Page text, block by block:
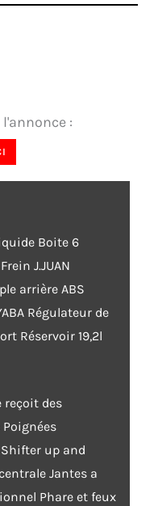
:
Boite 6
J.JUAN
arrière ABS
Régulateur de
Réservoir 19,2l
reçoit des
up and
Jantes a
Phare et feux